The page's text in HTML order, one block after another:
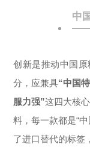
中
创新是推动中国原
分，应兼具“中国
服力强”这四大核
料，每一款都是“
了进口替代的标签